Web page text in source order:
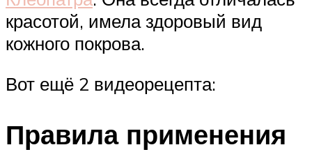
красотой, имела здоровый вид
кожного покрова.
Вот ещё 2 видеорецепта:
Правила применения